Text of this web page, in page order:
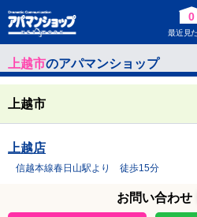
0
最近見
上越市のアパマンショップ
上越市
上越店
信越本線春日山駅より 徒歩15分
お問い合わせ